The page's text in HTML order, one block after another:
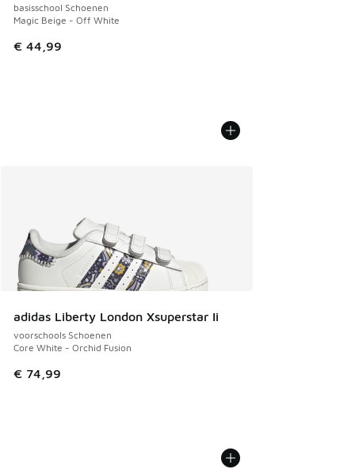
basisschool Schoenen
Magic Beige - Off White
€ 44,99
adidas Liberty London Xsuperstar Ii
voorschools Schoenen
Core White - Orchid Fusion
€ 74,99